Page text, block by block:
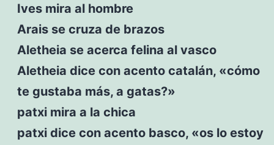
Ives mira al hombre
Arais se cruza de brazos
Aletheia se acerca felina al vasco
Aletheia dice con acento catalán, «cómo
te gustaba más, a gatas?»
patxi mira a la chica
patxi dice con acento basco, «os lo estoy